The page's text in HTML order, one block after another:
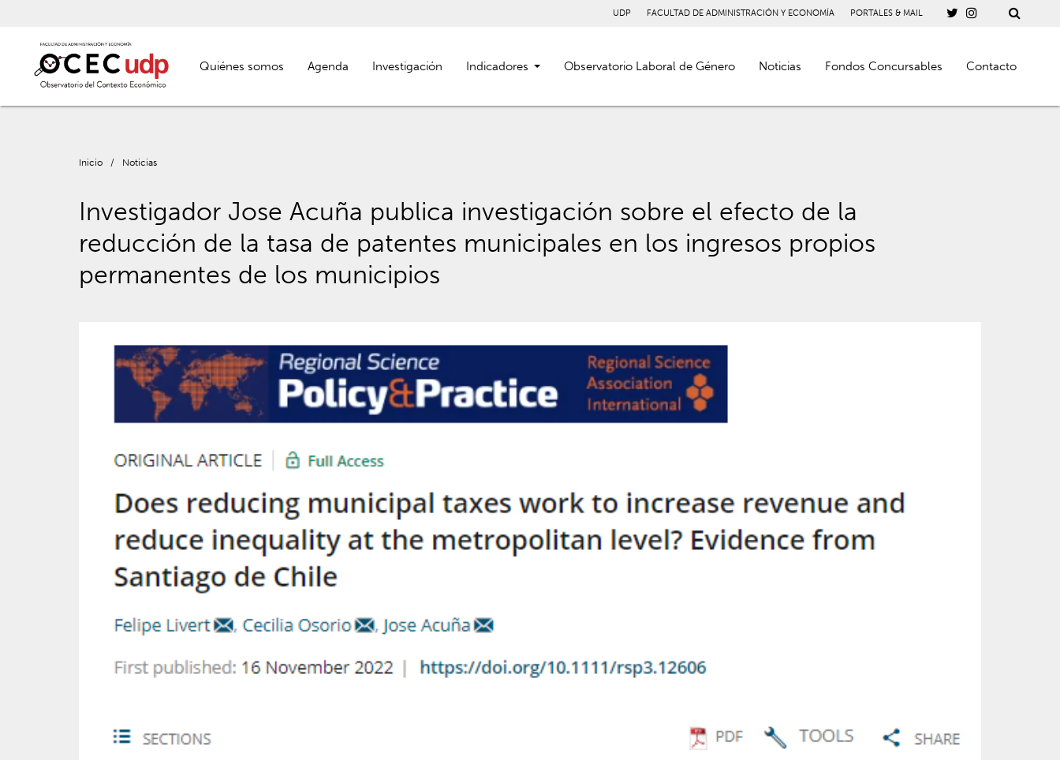
UDP FACULTAD DE ADMINISTRACIÓN Y ECONOMÍA PORTALES & MAIL
Quiénes somos Agenda Investigación Indicadores Observatorio Laboral de Género Noticias Fondos Concursables Contacto
Inicio / Noticias
Investigador Jose Acuña publica investigación sobre el efecto de la
reducción de la tasa de patentes municipales en los ingresos propios
permanentes de los municipios